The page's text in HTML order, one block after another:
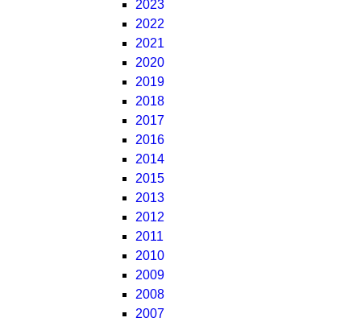
2023
2022
2021
2020
2019
2018
2017
2016
2014
2015
2013
2012
2011
2010
2009
2008
2007